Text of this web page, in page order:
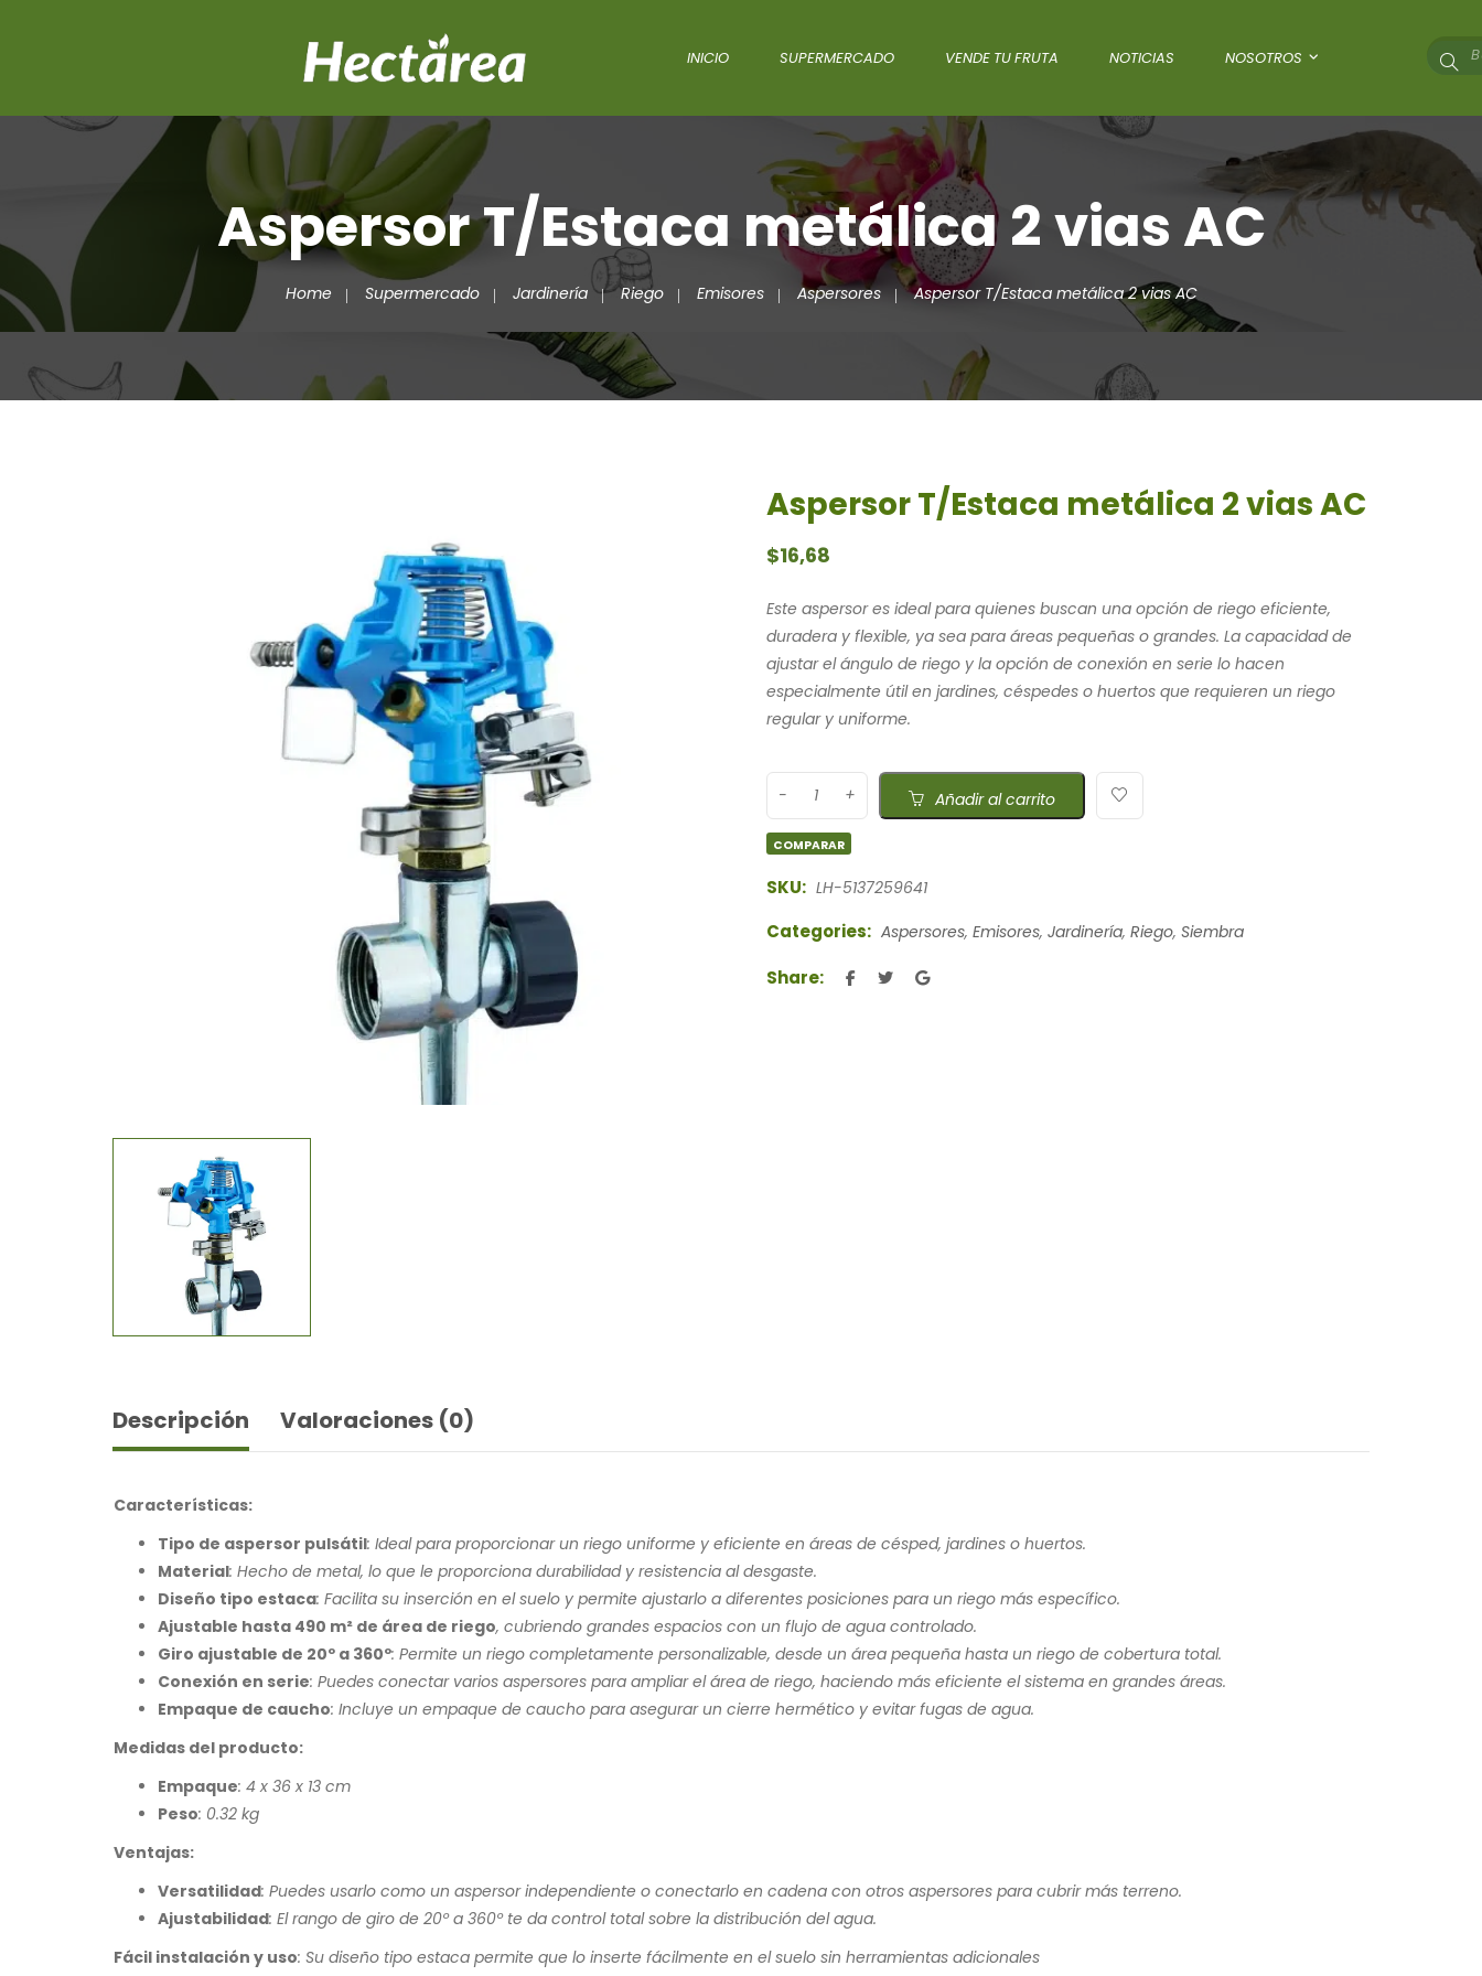
INICIO SUPERMERCADO VENDE TU FRUTA NOTICIAS NOSOTROS
Aspersor T/Estaca metálica 2 vias AC
Home Supermercado Jardinería Riego Emisores Aspersores Aspersor T/Estaca metálica 2 vias AC
Aspersor T/Estaca metálica 2 vias AC
$16,68
Este aspersor es ideal para quienes buscan una opción de riego eficiente,
duradera y flexible, ya sea para áreas pequeñas o grandes. La capacidad de
ajustar el ángulo de riego y la opción de conexión en serie lo hacen
especialmente útil en jardines, céspedes o huertos que requieren un riego
regular y uniforme.
Añadir al carrito
COMPARAR
SKU: LH-5137259641
Categories: Aspersores, Emisores, Jardinería, Riego, Siembra
Share:
Descripción Valoraciones (0)
Características:
Tipo de aspersor pulsátil: Ideal para proporcionar un riego uniforme y eficiente en áreas de césped, jardines o huertos.
Material: Hecho de metal, lo que le proporciona durabilidad y resistencia al desgaste.
Diseño tipo estaca: Facilita su inserción en el suelo y permite ajustarlo a diferentes posiciones para un riego más específico.
Ajustable hasta 490 m² de área de riego, cubriendo grandes espacios con un flujo de agua controlado.
Giro ajustable de 20º a 360º: Permite un riego completamente personalizable, desde un área pequeña hasta un riego de cobertura total.
Conexión en serie: Puedes conectar varios aspersores para ampliar el área de riego, haciendo más eficiente el sistema en grandes áreas.
Empaque de caucho: Incluye un empaque de caucho para asegurar un cierre hermético y evitar fugas de agua.
Medidas del producto:
Empaque: 4 x 36 x 13 cm
Peso: 0.32 kg
Ventajas:
Versatilidad: Puedes usarlo como un aspersor independiente o conectarlo en cadena con otros aspersores para cubrir más terreno.
Ajustabilidad: El rango de giro de 20º a 360º te da control total sobre la distribución del agua.
Fácil instalación y uso: Su diseño tipo estaca permite que lo inserte fácilmente en el suelo sin herramientas adicionales